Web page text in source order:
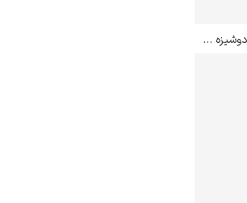
مرگ و دوشیزه – اگون شیله